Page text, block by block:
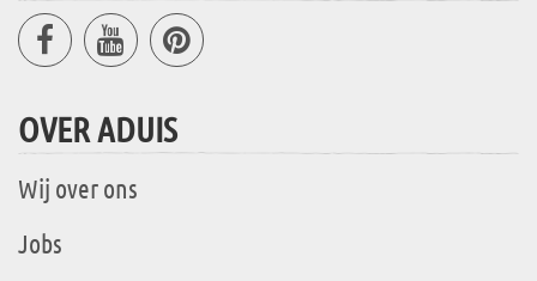
OVER ADUIS
Wij over ons
Jobs